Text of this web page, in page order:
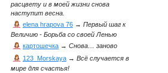
расцвету и в моей жизни снова
наступит весна.
elena hrapova 76 → Первый шаг к
Величию - Борьба со своей Ленью
картошечка → Снова… заново
123_Morskaya → Всё случается в
мире для счастья!